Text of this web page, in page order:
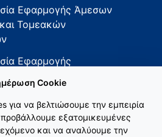
Εφαρμογής Άμεσων
Τομεακών
Εφαρμογής
Cookie
για να βελτιώσουμε την εμπειρία
εξατομικευμένες
και να αναλύουμε την